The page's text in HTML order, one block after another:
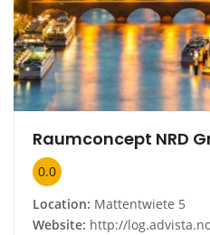
Raumconcept NRD
0.0
Location: Mattentwiete 5
Website: http://